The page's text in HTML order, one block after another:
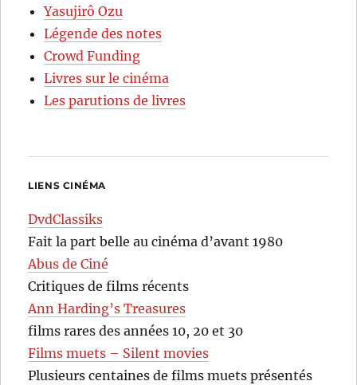
Yasujirô Ozu
Légende des notes
Crowd Funding
Livres sur le cinéma
Les parutions de livres
LIENS CINÉMA
DvdClassiks
Fait la part belle au cinéma d’avant 1980
Abus de Ciné
Critiques de films récents
Ann Harding’s Treasures
films rares des années 10, 20 et 30
Films muets – Silent movies
Plusieurs centaines de films muets présentés